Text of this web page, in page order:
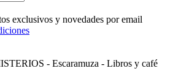
exclusivos y novedades por email